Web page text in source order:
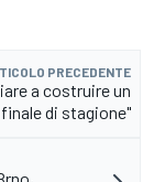
PRECEDENTE
a costruire un
di stagione"